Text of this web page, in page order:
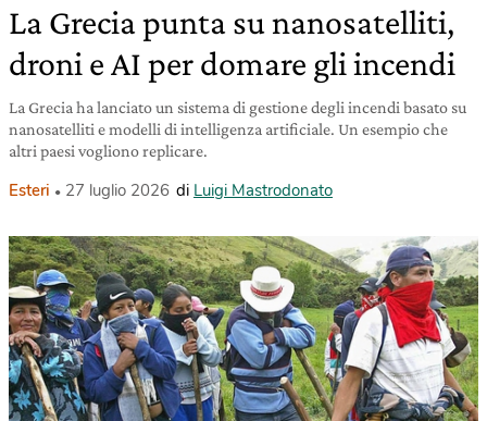
La Grecia punta su nanosatelliti,
droni e AI per domare gli incendi
La Grecia ha lanciato un sistema di gestione degli incendi basato su
nanosatelliti e modelli di intelligenza artificiale. Un esempio che
altri paesi vogliono replicare.
Esteri 27 luglio 2026 di Luigi Mastrodonato